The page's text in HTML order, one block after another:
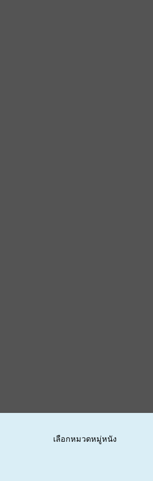
เลือกหมวดหมู่หนัง